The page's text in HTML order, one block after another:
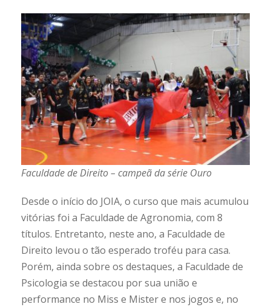
Faculdade de Direito – campeã da série Ouro
Desde o início do JOIA, o curso que mais acumulou
vitórias foi a Faculdade de Agronomia, com 8
títulos. Entretanto, neste ano, a Faculdade de
Direito levou o tão esperado troféu para casa.
Porém, ainda sobre os destaques, a Faculdade de
Psicologia se destacou por sua união e
performance no Miss e Mister e nos jogos e, no